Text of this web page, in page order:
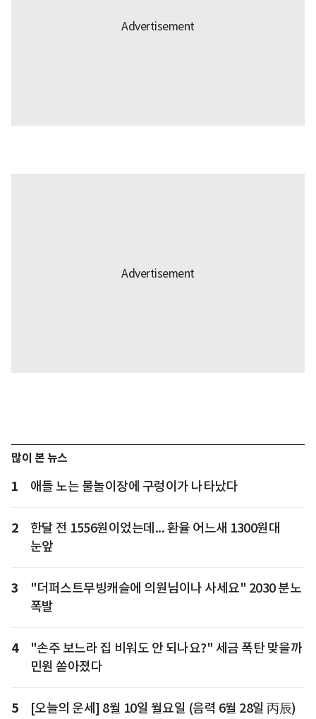
많이 본 뉴스
1 애들 노는 물놀이장에 구렁이가 나타났다
2
한달 전 1556원이었는데... 환율 어느새 1300원대
눈앞
3
"더퍼스트무빙캐슬에 의원님이나 사세요" 2030 분노
폭발
4
"손주 보느라 집 비워도 안 되나요?" 세금 폭탄 맞을까
민원 쏟아졌다
5 [오늘의 운세] 8월 10일 월요일 (음력 6월 28일 丙辰)